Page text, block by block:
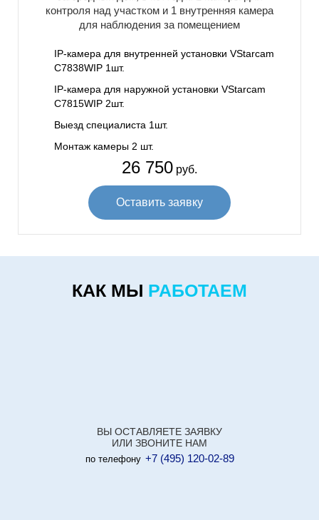
контроля над участком и 1 внутренняя камера
для наблюдения за помещением
IP-камера для внутренней установки VStarcam
C7838WIP 1шт.
IP-камера для наружной установки VStarcam
C7815WIP 2шт.
Выезд специалиста 1шт.
Монтаж камеры 2 шт.
26 750 руб.
Оставить заявку
КАК МЫ РАБОТАЕМ
ВЫ ОСТАВЛЯЕТЕ ЗАЯВКУ
ИЛИ ЗВОНИТЕ НАМ
по телефону +7 (495) 120-02-89